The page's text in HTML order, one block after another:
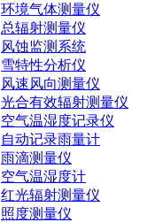
环境气体测量仪
总辐射测量仪
风蚀监测系统
雪特性分析仪
风速风向测量仪
光合有效辐射测量仪
空气温湿度记录仪
自动记录雨量计
雨滴测量仪
空气温湿度计
红光辐射测量仪
照度测量仪